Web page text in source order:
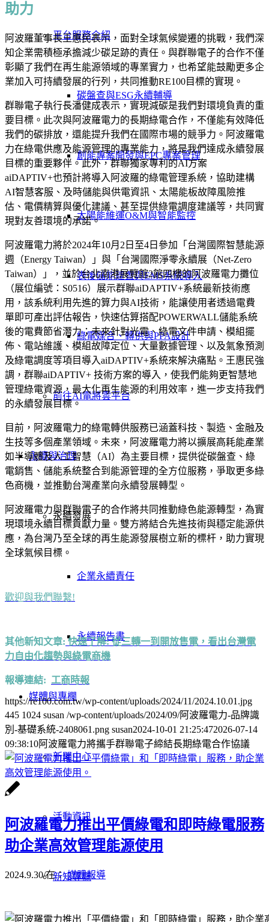
平台服務介紹
碳盤查與ESG永續輔導
創能專案開發與EPC專案管理
太陽能維運O&M與智能監控
表後儲能建置與EMS系統導入
綠電媒合、轉供與PPA設計
前往AI電將雲平台
永續與治理
永續發展
企業永續責任
永續報告書
媒體與專欄
新聞中心
活動資訊
新知專欄
助力
阿波羅董事長王惠民表示，面對全球氣候變遷的挑戰，我們深
知企業需積極承擔減少碳足跡的責任。與群聯電子的合作不僅
彰顯了我們在再生能源領域的專業實力，也希望能鼓勵更多企
業加入可持續發展的行列，共同推動RE100目標的實現。
群聯電子執行長潘健成表示，實現減碳是我們對環境負責的重
要目標。此次與阿波羅電力的長期綠電合作，不僅能有效降低
我們的碳排放，還能提升我們在國際市場的競爭力。阿波羅電
力在綠電供應及能源管理的專業能力，將是我們達成永續發展
目標的重要夥伴。此外，群聯獨家專利的AI方案
aiDAPTIV+也預計將導入阿波羅的綠電管理系統，協助建構
AI智慧客服、及時儲能與供電資訊、太陽能板故障風險推
估、電價精算與優化建議、甚至提供綠電調度建議等，共同實
現對友善環境的承諾。
阿波羅電力將於2024年10月2日至4日參加「台灣國際智慧能源
週（Energy Taiwan）」與「台灣國際淨零永續展（Net-Zero
Taiwan）」，並於台北南港展覽館2館四樓的阿波羅電力攤位
（展位編號：S0516）展示群聯aiDAPTIV+系統最新技術應
用，該系統利用先進的算力與AI技術，能讓使用者透過電費
單即可產出評估報告，快速估算搭配POWERWALL儲能系統
後的電費節省潛力；未來針對光電、綠電文件申請、模組擺
佈、電站維護、模組故障定位、大量數據管理、以及氣象預測
及綠電調度等項目導入aiDAPTIV+系統來解決痛點。王惠民強
調，群聯aiDAPTIV+ 技術方案的導入，使我們能夠更智慧地
管理綠電資源，最大化再生能源的利用效率，進一步支持我們
的永續發展目標。
目前，阿波羅電力的綠電轉供服務已涵蓋科技、製造、金融及
生技等多個產業領域。未來，阿波羅電力將以擴展高耗能產業
如半導體及人工智慧（AI）為主要目標，提供從碳盤查、綠
電銷售、儲能系統整合到能源管理的全方位服務，爭取更多綠
色商機，並推動台灣產業向永續發展轉型。
阿波羅電力與群聯電子的合作將共同推動綠色能源轉型，為實
現環境永續目標貢獻力量。雙方將結合先進技術與穩定能源供
應，為台灣乃至全球的再生能源發展樹立新的標杆，助力實現
全球氣候目標。
歡迎與我們聯繫!
其他新知文章: 快速了解: 從三轉一到開放售電，看出台灣電
力自由化趨勢與綠電商機
報導連結: 工商時報
https://re100.com.tw/wp-content/uploads/2024/11/2024.10.01.jpg
445 1024 susan /wp-content/uploads/2024/09/阿波羅電力-品牌識
別-基礎系統-2408061.png susan2024-10-01 21:25:472026-07-14
09:38:10阿波羅電力將攜手群聯電子締結長期綠電合作協議
阿波羅電力推出平價綠電和即時綠電服務
助企業高效管理能源使用
2024.9.30/在：媒體報導